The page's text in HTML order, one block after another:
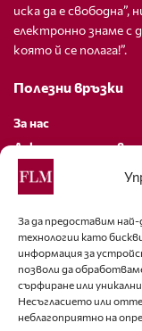
За да предоставим
технологии като
информация за
позволи да
сърфиране или
Несъгласието или
неблагоприятно на
иска да е
електронно знаме с
която й се полага!”.
Полезни връзки
За нас
Декларация за
Политика за
За контакти
editor@fashion-
+359 88 227 33 47
Последвайте ни